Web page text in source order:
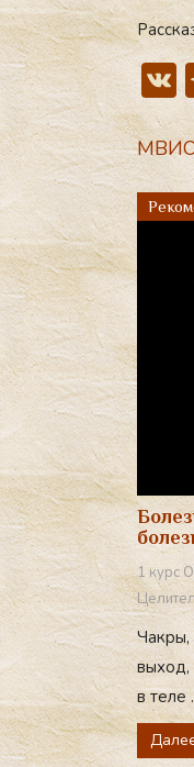
1 курс
Чакры,
выход,
в теле